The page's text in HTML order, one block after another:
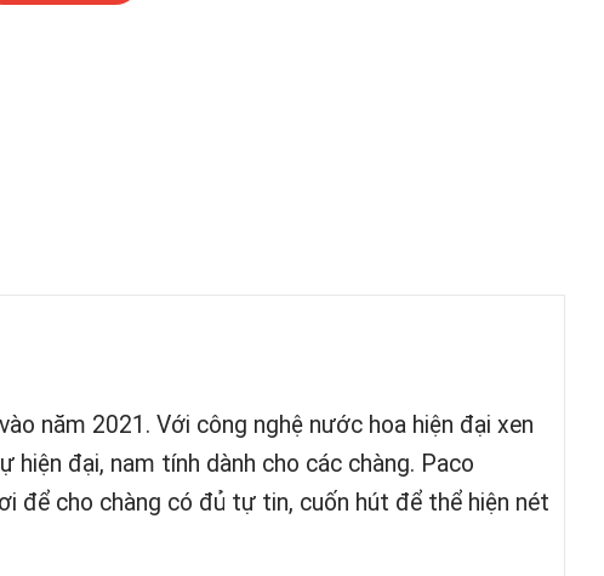
vào năm 2021. Với công nghệ nước hoa hiện đại xen
đại, nam tính dành cho các chàng. Paco
để cho chàng có đủ tự tin, cuốn hút để thể hiện nét